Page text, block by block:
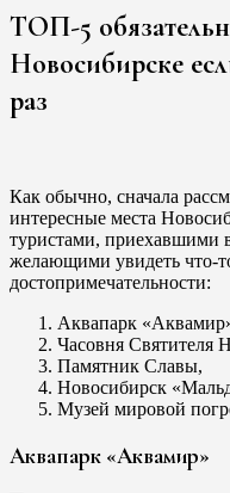
ТОП-5
Новосибирске
раз
Как обычно, сначала
интересные места
туристами, приехавшими
желающими увидеть что-
достопримечательности:
Аквапарк
Часовня Святителя
Памятник Славы,
Новосибирск
Музей мировой
Аквапарк «Аквамир»